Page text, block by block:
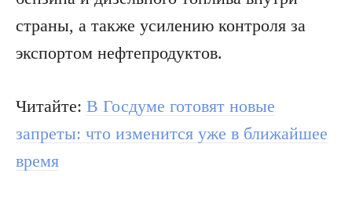
страны, а также усилению контроля за
экспортом нефтепродуктов.
Читайте: В Госдуме готовят новые
запреты: что изменится уже в ближайшее
время